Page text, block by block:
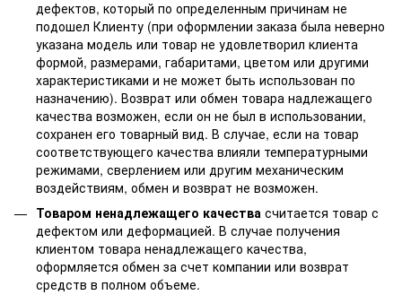
дефектов, который по определенным причинам не
подошел Клиенту (при оформлении заказа была неверно
указана модель или товар не удовлетворил клиента
формой, размерами, габаритами, цветом или другими
характеристиками и не может быть использован по
назначению). Возврат или обмен товара надлежащего
качества возможен, если он не был в использовании,
сохранен его товарный вид. В случае, если на товар
соответствующего качества влияли температурными
режимами, сверлением или другим механическим
воздействиям, обмен и возврат не возможен.
Товаром ненадлежащего качества считается товар с
дефектом или деформацией. В случае получения
клиентом товара ненадлежащего качества,
оформляется обмен за счет компании или возврат
средств в полном объеме.